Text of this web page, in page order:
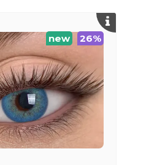
new 26%